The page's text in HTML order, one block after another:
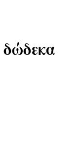
δώδεκα